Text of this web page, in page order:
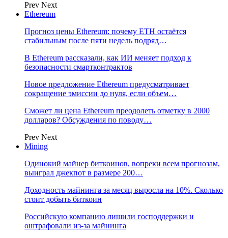
Prev Next
Ethereum
Прогноз цены Ethereum: почему ETH остаётся
стабильным после пяти недель подряд…
В Ethereum рассказали, как ИИ меняет подход к
безопасности смартконтрактов
Новое предложение Ethereum предусматривает
сокращение эмиссии до нуля, если объем…
Сможет ли цена Ethereum преодолеть отметку в 2000
долларов? Обсуждения по поводу…
Prev Next
Mining
Одинокий майнер биткоинов, вопреки всем прогнозам,
выиграл джекпот в размере 200…
Доходность майнинга за месяц выросла на 10%. Сколько
стоит добыть биткоин
Российскую компанию лишили господдержки и
оштрафовали из-за майнинга